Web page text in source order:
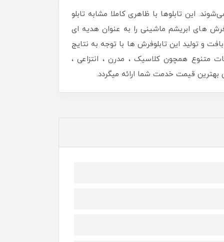
این تابلوها با ظاهری کاملا مشابه تابلو
های ابریشم ماشینی را به عنوان هدیه ای
و تولید این تابلوفرش ها با توجه به نتایج
متنوع همچون کلاسیک ، مدرن ، انتزاعی ،
قیمت خدمت شما ارائه میگردد.